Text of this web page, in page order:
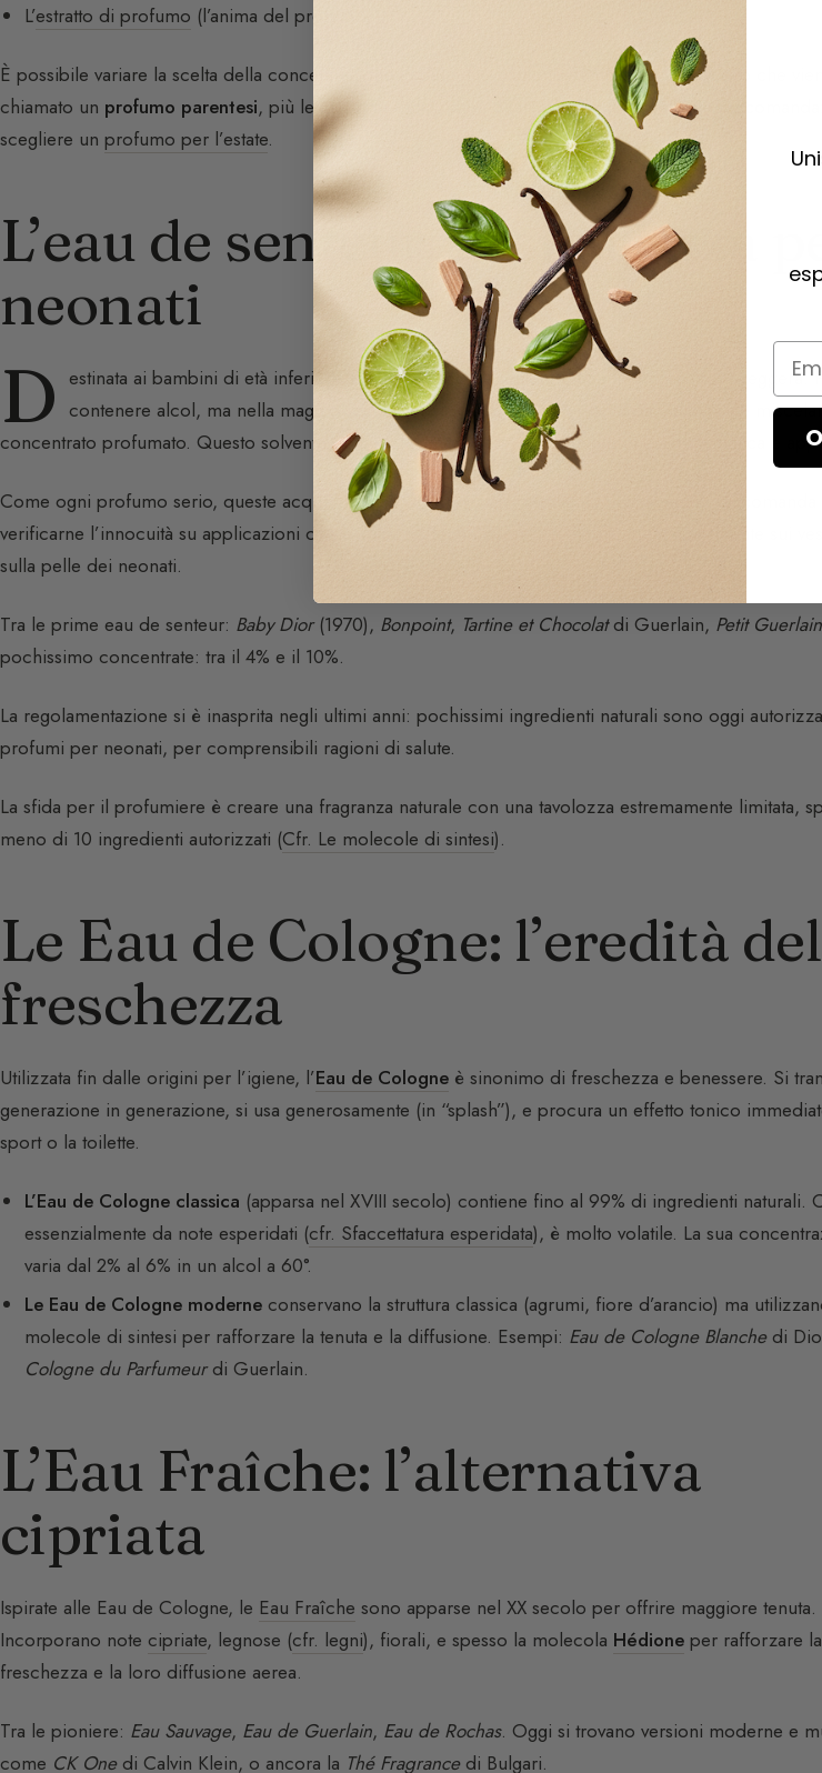
L’estratto di profumo (l’anima del profumo)
È possibile variare la scelta della concentrazione in base alle stagioni. Alcuni adottano quello che
chiamato un profumo parentesi, più leggero, per una pausa olfattiva estiva. Ecco alcune
scegliere un profumo per l’estate.
L’eau de senteur: la sicurezza
neonati
D estinata ai bambini di età inferiore ai 3 anni, l’eau de senteur è una fragranza molto leggera.
contenere alcol, ma nella maggior parte dei casi ne è priva, sostituito da un solvente
concentrato profumato. Questo solvente conferisce una texture talvolta leggermente cosmetica e
Come ogni profumo serio, queste acque devono essere testate dermatologicamente. Si raccomanda
verificarne l’innocuità su applicazioni come
Yuka
. Le vaporizzi esclusivamente sui
sulla pelle dei neonati.
Tra le prime eau de senteur: Baby Dior(1970), Bonpoint, Tartine et Chocolatdi Guerlain, Petit Guerlain
pochissimo concentrate: tra il 4% e il 10%.
La regolamentazione si è inasprita negli ultimi anni: pochissimi ingredienti naturali sono oggi
profumi per neonati, per comprensibili ragioni di salute.
La sfida per il profumiere è creare una fragranza naturale con una tavolozza estremamente limitata,
meno di 10 ingredienti autorizzati (Cfr. Le molecole di sintesi).
Le Eau de Cologne: l’eredità
freschezza
Utilizzata fin dalle origini per l’igiene, l’Eau de Cologne è sinonimo di freschezza e benessere. Si
generazione in generazione, si usa generosamente (in “splash”), e procura un effetto tonico
sport o la toilette.
L’Eau de Cologne classica (apparsa nel XVIII secolo) contiene fino al 99% di ingredienti naturali.
essenzialmente da note esperidati (cfr. Sfaccettatura esperidata), è molto volatile. La sua
varia dal 2% al 6% in un alcol a 60°.
Le Eau de Cologne moderne conservano la struttura classica (agrumi, fiore d’arancio) ma
molecole di sintesi per rafforzare la tenuta e la diffusione. Esempi: Eau de Cologne Blanchedi
Cologne du Parfumeurdi Guerlain.
L’Eau Fraîche: l’alternativa
cipriata
Ispirate alle Eau de Cologne, le Eau Fraîche sono apparse nel XX secolo per offrire maggiore tenuta.
Incorporano note cipriate, legnose (cfr. legni), fiorali, e spesso la molecola Hédione per rafforzare
freschezza e la loro diffusione aerea.
Tra le pioniere: Eau Sauvage, Eau de Guerlain, Eau de Rochas. Oggi si trovano versioni moderne e
come CK Onedi Calvin Klein, o ancora la Thé Fragrancedi Bulgari.
Email